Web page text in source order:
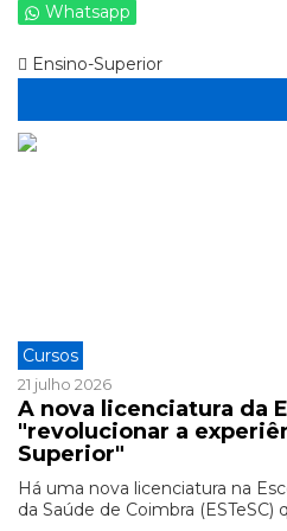
Whatsapp
Ensino-Superior
Cursos
21 julho 2026
A nova licenciatura da
"revolucionar a
Superior"
Há uma nova licenciatura na
da Saúde de Coimbra